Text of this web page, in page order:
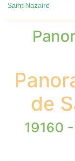
Saint-Nazaire
de
19160